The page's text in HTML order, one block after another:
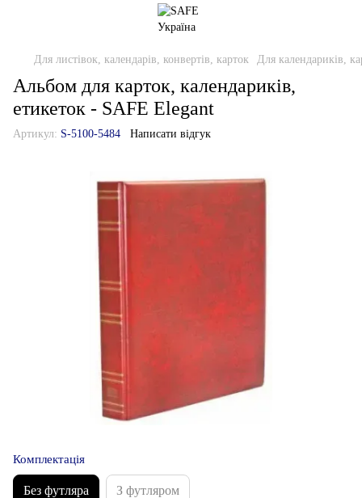
Для листівок, календарів, конвертів, карток Для календариків,
Альбом для карток, календариків,
етикеток - SAFE Elegant
Артикул: S-5100-5484 Написати відгук
Комплектація
Без футляра З футляром